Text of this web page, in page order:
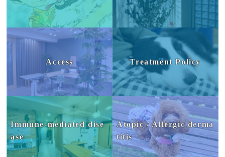
Access Treatment Policy
Immune-mediated dise
ase
Atopic / Allergic derma
titis